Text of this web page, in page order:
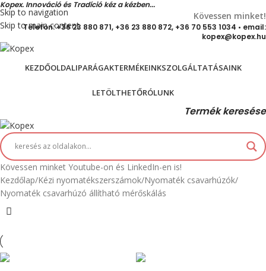
Skip to navigation
Skip to main content
Kopex. Innováció és Tradíció kéz a kézben...
Kövessen minket!
Telefon: +36 23 880 871, +36 23 880 872, +36 70 553 1034 • email:
kopex@kopex.hu
KEZDŐOLDALIPARÁGAKTERMÉKEINKSZOLGÁLTATÁSAINK
LETÖLTHETŐRÓLUNK
Termék keresése
Kövessen minket Youtube-on és LinkedIn-en is!
Kezdőlap Kézi nyomatékszerszámok Nyomaték csavarhúzók
Nyomaték csavarhúzó állítható mérőskálás